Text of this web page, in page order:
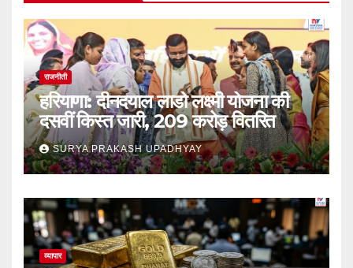
राजनीती
हरियाणा: दीनदयाल लाडो लक्ष्मी योजना की
दसवीं किस्त जारी, 209 करोड़ वितरित
SURYA PRAKASH UPADHYAY
व्यापार